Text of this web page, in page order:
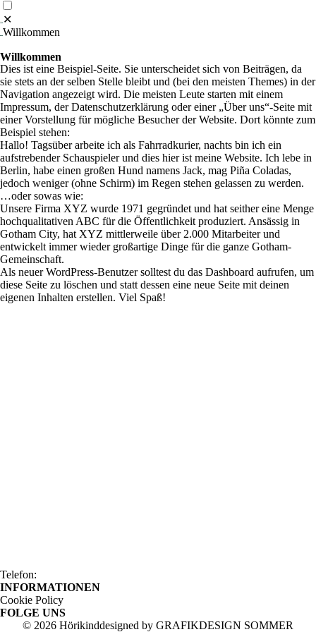
✕
Willkommen
Willkommen
Dies ist eine Beispiel-Seite. Sie unterscheidet sich von Beiträgen, da
sie stets an der selben Stelle bleibt und (bei den meisten Themes) in der
Navigation angezeigt wird. Die meisten Leute starten mit einem
Impressum, der Datenschutzerklärung oder einer „Über uns“-Seite mit
einer Vorstellung für mögliche Besucher der Website. Dort könnte zum
Beispiel stehen:
Hallo! Tagsüber arbeite ich als Fahrradkurier, nachts bin ich ein
aufstrebender Schauspieler und dies hier ist meine Website. Ich lebe in
Berlin, habe einen großen Hund namens Jack, mag Piña Coladas,
jedoch weniger (ohne Schirm) im Regen stehen gelassen zu werden.
…oder sowas wie:
Unsere Firma XYZ wurde 1971 gegründet und hat seither eine Menge
hochqualitativen ABC für die Öffentlichkeit produziert. Ansässig in
Gotham City, hat XYZ mittlerweile über 2.000 Mitarbeiter und
entwickelt immer wieder großartige Dinge für die ganze Gotham-
Gemeinschaft.
Als neuer WordPress-Benutzer solltest du das Dashboard aufrufen, um
diese Seite zu löschen und statt dessen eine neue Seite mit deinen
eigenen Inhalten erstellen. Viel Spaß!
Telefon:
INFORMATIONEN
Cookie Policy
FOLGE UNS
© 2026 Hörikinddesigned by GRAFIKDESIGN SOMMER